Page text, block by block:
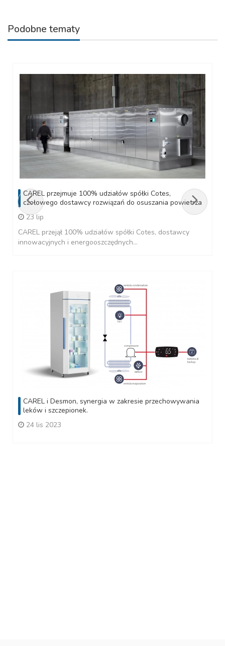
Podobne tematy
CAREL przejmuje 100% udziałów spółki Cotes,
czołowego dostawcy rozwiązań do osuszania powietrza
23 lip
CAREL przejął 100% udziałów spółki Cotes, dostawcy
innowacyjnych i energooszczędnych...
CAREL i Desmon, synergia w zakresie przechowywania
leków i szczepionek.
24 lis 2023